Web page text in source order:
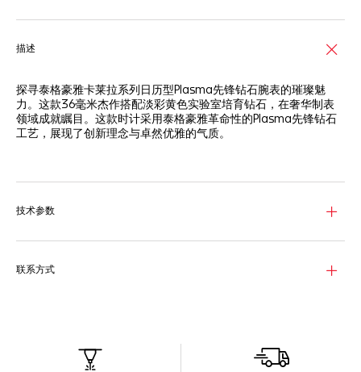
描述
探寻泰格豪雅卡莱拉系列日历型Plasma先锋钻石腕表的璀璨魅
力。这款36毫米杰作搭配淡彩黄色实验室培育钻石，在奢华制表
领域成就瞩目。这款时计采用泰格豪雅革命性的Plasma先锋钻石
工艺，展现了创新理念与卓然优雅的气质。
后，每颗均经过精密激光切割与抛光，呈现出浓郁且均匀的淡彩黄
长方形切割白色实验室培育钻石（0.5克拉）作为时标。表冠镶嵌
一枚淡彩黄色实验室培育钻石（1.3克拉），搭配泰格豪雅盾形标
供42小时动力储存，透过蓝宝石表背，精密的机械构造清晰可
技术参数
联系方式